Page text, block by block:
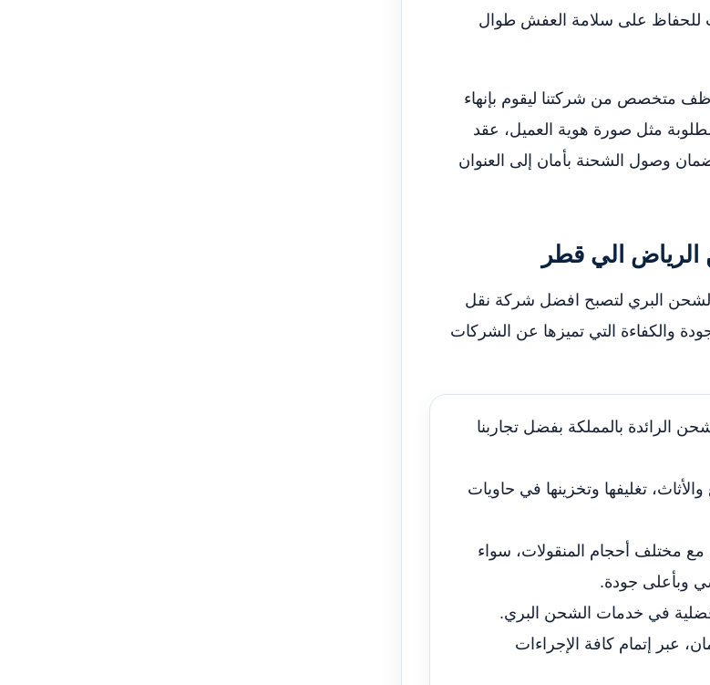
للحفاظ على سلامة العفش طوال
متخصص من شركتنا ليقوم بإنهاء
مثل صورة هوية العميل، عقد
وصول الشحنة بأمان إلى العنوان
الي قطر
البري لتصبح افضل شركة نقل
والكفاءة التي تميزها عن الشركات
الرائدة بالمملكة بفضل تجاربنا
تغليفها وتخزينها في حاويات
مختلف أحجام المنقولات، سواء
وبأعلى جودة.
في خدمات الشحن البري.
عبر إتمام كافة الإجراءات